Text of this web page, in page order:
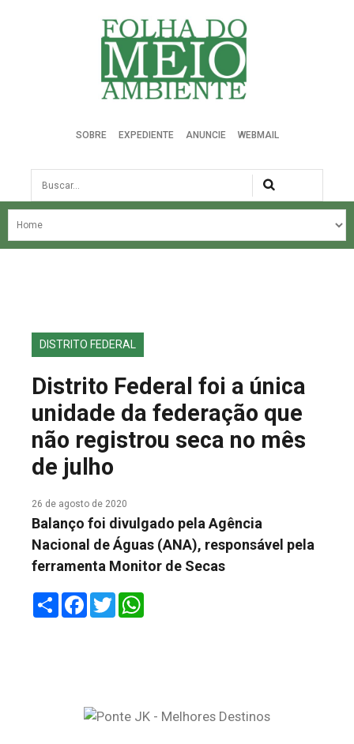
Folha do Meio Ambiente
SOBRE EXPEDIENTE ANUNCIE WEBMAIL
Busca
NOSSA HISTÓRIA
EDIÇÕES ANTERIORES
FALE CONOSCO
DISTRITO FEDERAL
Distrito Federal foi a única
unidade da federação que
não registrou seca no mês
de julho
26 de agosto de 2020
Balanço foi divulgado pela Agência
Nacional de Águas (ANA), responsável pela
ferramenta Monitor de Secas
ShareFacebook
Twitter